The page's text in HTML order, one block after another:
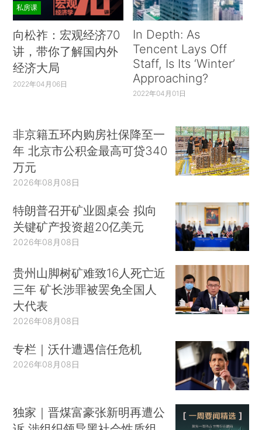
私房课
向松祚：宏观经济70
讲，带你了解国内外
经济大局
2022年04月06日
In Depth: As
Tencent Lays Off
Staff, Is Its ‘Winter’
Approaching?
2022年04月01日
非京籍五环内购房社保降至一
年 北京市公积金最高可贷340
万元
2026年08月08日
特朗普召开矿业圆桌会 拟向
关键矿产投资超20亿美元
2026年08月08日
贵州山脚树矿难致16人死亡近
三年 矿长涉罪被罢免全国人
大代表
2026年08月08日
专栏｜沃什遭遇信任危机
2026年08月08日
独家｜晋煤富豪张新明再遭公